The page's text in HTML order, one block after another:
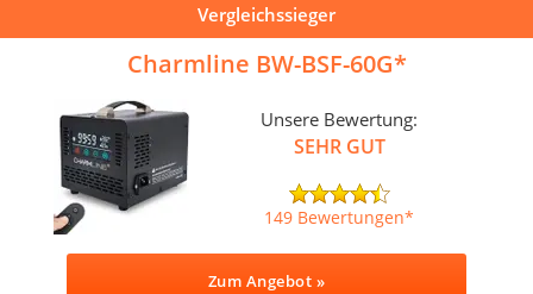
Vergleichssieger
Charmline BW-BSF-60G
Unsere Bewertung:
SEHR GUT
149 Bewertungen
Zum Angebot »